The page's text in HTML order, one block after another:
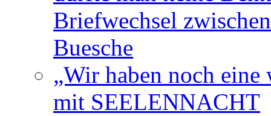
Briefwechsel
Buesche
„Wir haben noch
mit SEELENNACHT